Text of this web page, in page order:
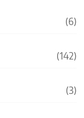
(6)
(142)
(3)